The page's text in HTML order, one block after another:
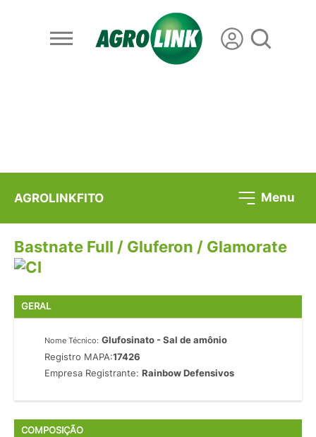
AGROLINKFITO Menu
Bastnate Full / Gluferon / Glamorate
GERAL
Nome Técnico: Glufosinato - Sal de amônio
Registro MAPA:17426
Empresa Registrante:Rainbow Defensivos
COMPOSIÇÃO